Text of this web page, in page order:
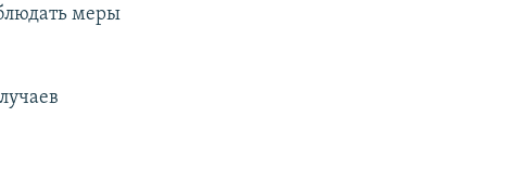
меры